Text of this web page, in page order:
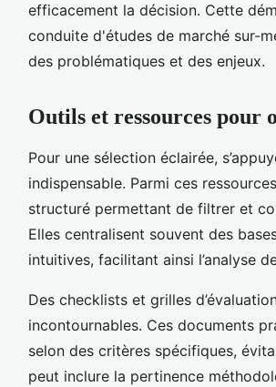
efficacement la décision. Cette
conduite d'études de marché sur-
des problématiques et des enjeux.
Outils et ressources pour
Pour une sélection éclairée,
indispensable. Parmi ces
structuré permettant de filtrer et
Elles centralisent souvent des
intuitives, facilitant ainsi l’analyse
Des checklists et grilles
incontournables. Ces documents
selon des critères spécifiques,
peut inclure la pertinence